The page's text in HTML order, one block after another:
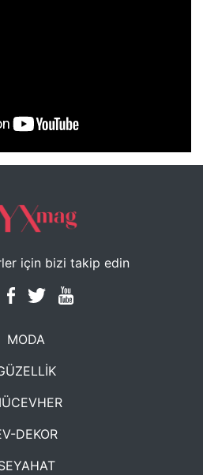
Etkinliği
için bizi takip edin
MODA
DEKOR